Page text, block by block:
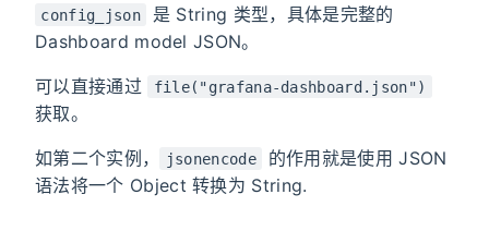
config_json
是 String 类型，具体是完整的
Dashboard model JSON。
可以直接通过 file("grafana-dashboard.json")
获取。
如第二个实例， jsonencode
的作用就是使用 JSON
语法将一个 Object 转换为 String.